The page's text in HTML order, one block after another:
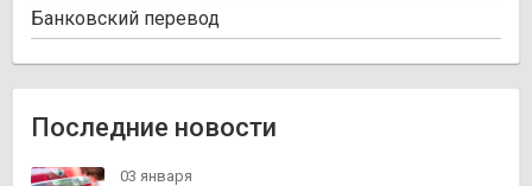
Банковский перевод
Последние новости
03 января